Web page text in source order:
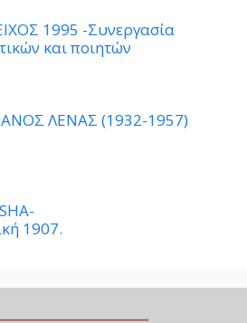
1995 -Συνεργασία
και ποιητών
ΛΕΝΑΣ (1932-1957)
1907.